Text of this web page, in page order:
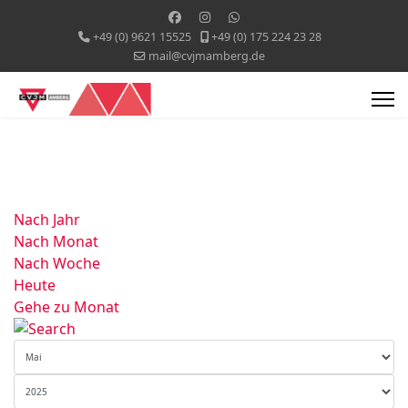
+49 (0) 9621 15525
+49 (0) 175 224 23 28
mail@cvjmamberg.de
Nach Jahr
Nach Monat
Nach Woche
Heute
Gehe zu Monat